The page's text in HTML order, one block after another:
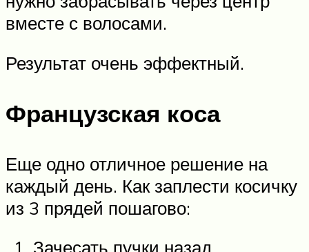
вместе с волосами.
Результат очень эффектный.
Французская коса
Еще одно отличное решение на
каждый день. Как заплести косичку
из 3 прядей пошагово:
Зачесать пучки назад.